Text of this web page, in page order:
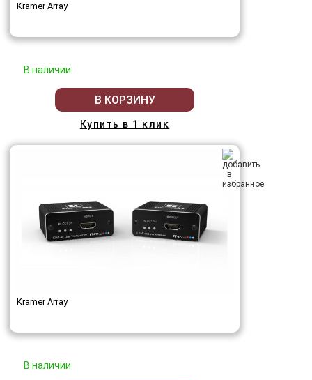
Kramer Array
В наличии
В КОРЗИНУ
Купить в 1 клик
Kramer Array
В наличии